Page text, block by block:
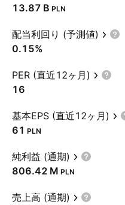
‪13.87 B‬ PLN
配当利回り (予測値)
0.15%
PER (直近12ヶ月)
16
基本EPS (直近12ヶ月)
61 PLN
純利益 (通期)
‪806.42 M‬ PLN
売上高 (通期)